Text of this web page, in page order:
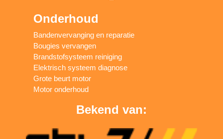
Onderhoud
Bandenvervanging en reparatie
Bougies vervangen
Brandstofsysteem reiniging
Elektrisch systeem diagnose
Grote beurt motor
Motor onderhoud
Bekend van: